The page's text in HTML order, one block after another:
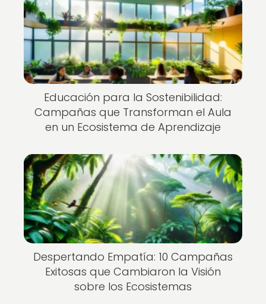
Educación para la Sostenibilidad:
Campañas que Transforman el Aula
en un Ecosistema de Aprendizaje
Despertando Empatía: 10 Campañas
Exitosas que Cambiaron la Visión
sobre los Ecosistemas